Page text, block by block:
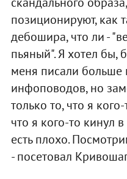
позиционируют, как
дебошира, что ли -
пьяный". Я хотел бы,
меня писали больше
инфоповодов, но
только то, что я
что я кого-то кинул
есть плохо.
- посетовал